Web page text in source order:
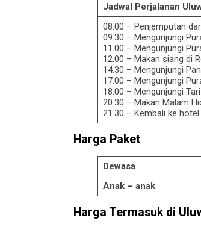
Jadwal Perjalanan
08.00 – Penjemputan
09.30 – Mengunjungi
11.00 – Mengunjungi
12.00 – Makan siang di
14.30 – Mengunjungi
17.00 – Mengunjungi
18.00 – Mengunjungi
20.30 – Makan Malam
21.30 – Kembali ke hotel
Harga Paket
Dewasa
Anak – anak
Harga Termasuk di